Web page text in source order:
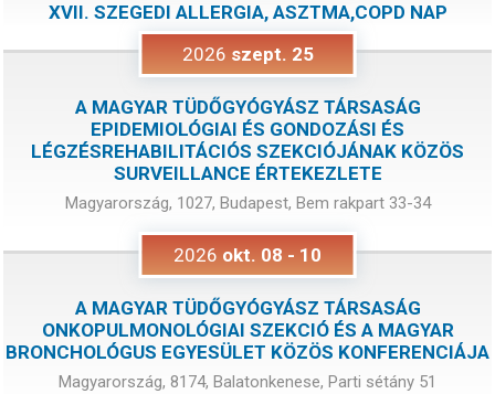
XVII. SZEGEDI ALLERGIA, ASZTMA,COPD NAP
2026 szept. 25
A MAGYAR TÜDŐGYÓGYÁSZ TÁRSASÁG
EPIDEMIOLÓGIAI ÉS GONDOZÁSI ÉS
LÉGZÉSREHABILITÁCIÓS SZEKCIÓJÁNAK KÖZÖS
SURVEILLANCE ÉRTEKEZLETE
Magyarország, 1027, Budapest, Bem rakpart 33-34
2026 okt. 08 - 10
A MAGYAR TÜDŐGYÓGYÁSZ TÁRSASÁG
ONKOPULMONOLÓGIAI SZEKCIÓ ÉS A MAGYAR
BRONCHOLÓGUS EGYESÜLET KÖZÖS KONFERENCIÁJA
Magyarország, 8174, Balatonkenese, Parti sétány 51